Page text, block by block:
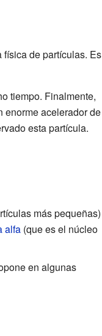
de partículas. Es
tiempo. Finalmente,
enorme acelerador de
esta partícula.
más pequeñas)
alfa(que es el núcleo
en algunas